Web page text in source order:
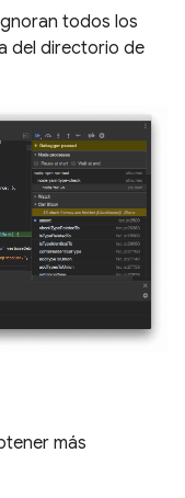
todos los
del directorio de
más